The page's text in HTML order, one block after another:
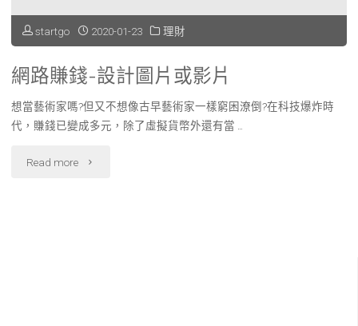
startgo 2020-01-23 理財
網路賺錢-設計圖片或影片
想當藝術家嗎?但又不想像古早藝術家一樣窮困潦倒?在科技爆炸時
代，賺錢已變成多元，除了虛擬貨幣外還有當 …
Read more "網